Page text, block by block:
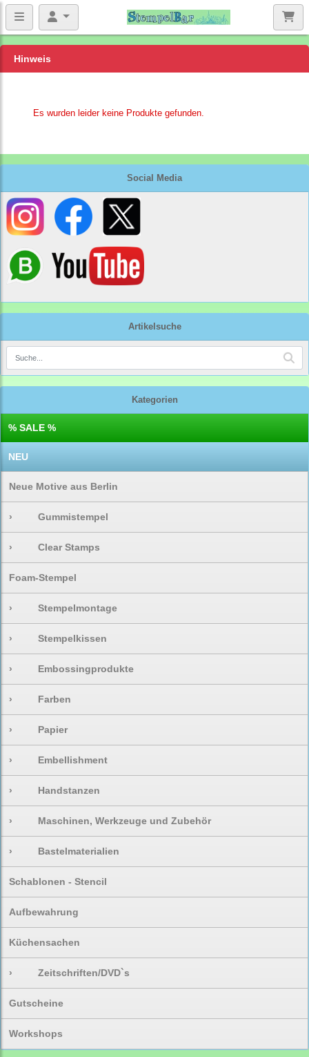
Social Media
Artikelsuche
Kategorien
% SALE %
NEU
Neue Motive aus Berlin
› Gummistempel
› Clear Stamps
Foam-Stempel
› Stempelmontage
› Stempelkissen
› Embossingprodukte
› Farben
› Papier
› Embellishment
› Handstanzen
› Maschinen, Werkzeuge und Zubehör
› Bastelmaterialien
Schablonen - Stencil
Aufbewahrung
Küchensachen
› Zeitschriften/DVD`s
Gutscheine
Workshops
Hinweis
Es wurden leider keine Produkte gefunden.